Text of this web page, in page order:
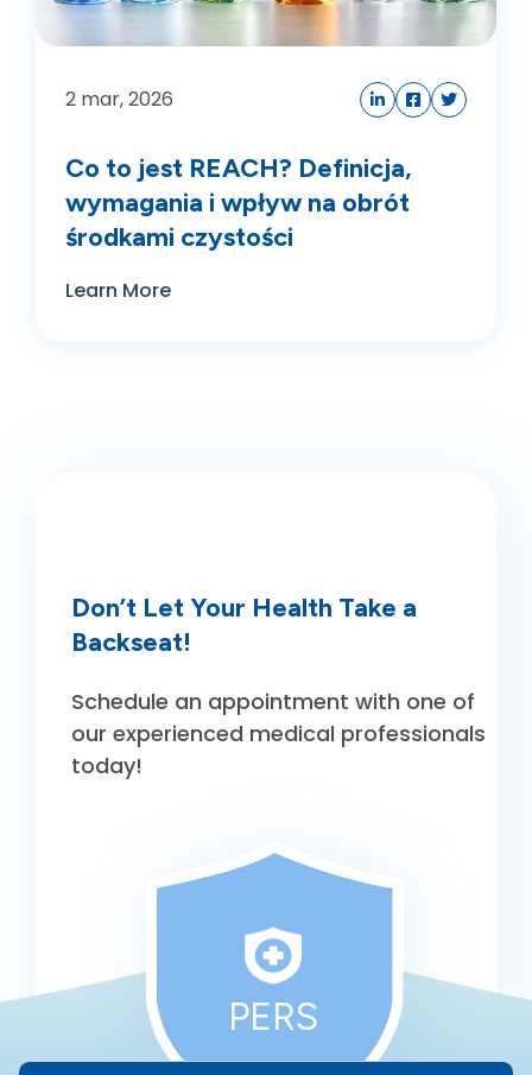
2 mar, 2026
Co to jest REACH? Definicja,
wymagania i wpływ na obrót
środkami czystości
Learn More
Don’t Let Your Health Take a
Backseat!
Schedule an appointment with one of
our experienced medical professionals
today!
PERS